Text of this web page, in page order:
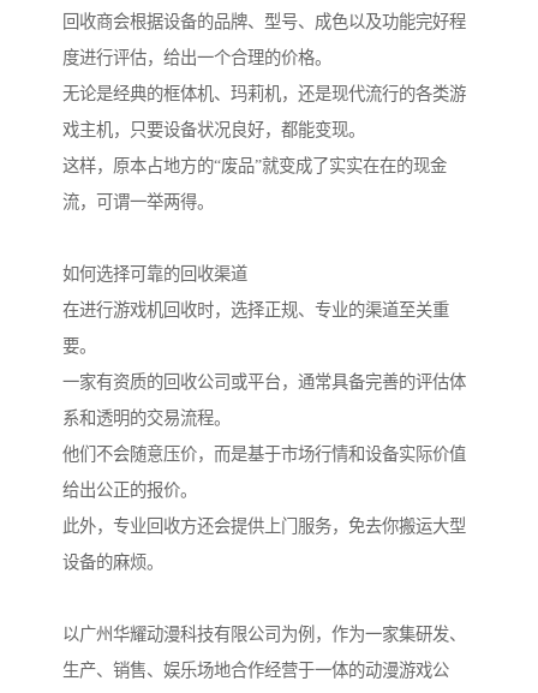
回收商会根据设备的品牌、型号、成色以及功能完好程
度进行评估，给出一个合理的价格。
无论是经典的框体机、玛莉机，还是现代流行的各类游
戏主机，只要设备状况良好，都能变现。
这样，原本占地方的“废品”就变成了实实在在的现金
流，可谓一举两得。
如何选择可靠的回收渠道
在进行游戏机回收时，选择正规、专业的渠道至关重
要。
一家有资质的回收公司或平台，通常具备完善的评估体
系和透明的交易流程。
他们不会随意压价，而是基于市场行情和设备实际价值
给出公正的报价。
此外，专业回收方还会提供上门服务，免去你搬运大型
设备的麻烦。
以广州华耀动漫科技有限公司为例，作为一家集研发、
生产、销售、娱乐场地合作经营于一体的动漫游戏公